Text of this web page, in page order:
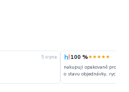
5. srpna 100 %★★★★★
nakupuji opakovaně pro
o stavu objednávky, rychlost